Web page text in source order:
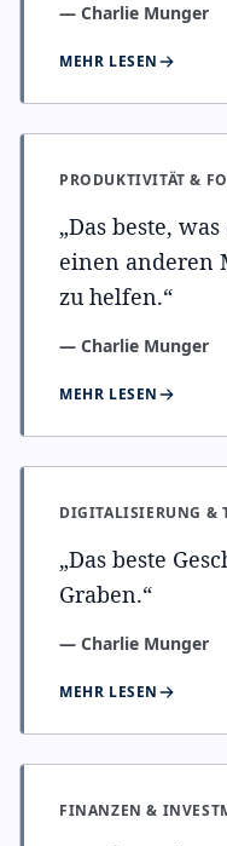
— Charlie Munger
MEHR LESEN
PRODUKTIVITÄT &
„Das beste,
einen anderen
zu helfen.“
— Charlie Munger
MEHR LESEN
DIGITALISIERUNG &
„Das beste
Graben.“
— Charlie Munger
MEHR LESEN
FINANZEN &